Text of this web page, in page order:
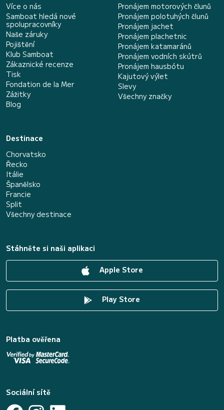
Více o nás
Samboat hledá nové
spolupracovníky
Naše záruky
Pojištění
Klub Samboat
Zákaznické recenze
Tisk
Fondation de la Mer
Zážitky
Blog
Pronájem motorových člunů
Pronájem polotuhých člunů
Pronájem jachet
Pronájem plachetnic
Pronájem katamaránů
Pronájem vodních skútrů
Pronájem hausbótu
Kajutový výlet
Slevy
Všechny značky
Destinace
Chorvatsko
Řecko
Itálie
Španělsko
Francie
Split
Všechny destinace
Stáhněte si naši aplikaci
Apple Store
Play Store
Platba ověřena
Sociální sítě